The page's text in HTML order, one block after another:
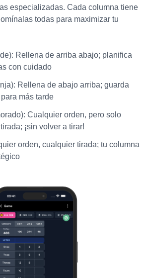
especializadas. Cada columna tiene
todas para maximizar tu
Rellena de arriba abajo; planifica
con cuidado
Rellena de abajo arriba; guarda
más tarde
Cualquier orden, pero solo
¡sin volver a tirar!
orden, cualquier tirada; tu columna